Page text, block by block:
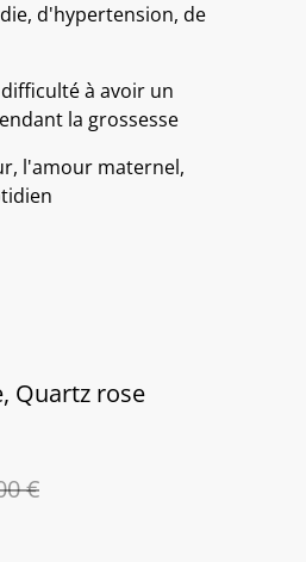
d'hypertension, de
à avoir un
la grossesse
l'amour maternel,
Quartz rose
€